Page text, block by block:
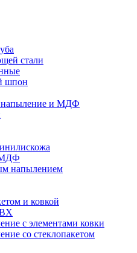
стали
шпон
напыление и МДФ
МДФ
напылением
и ковкой
с элементами ковки
со стеклопакетом